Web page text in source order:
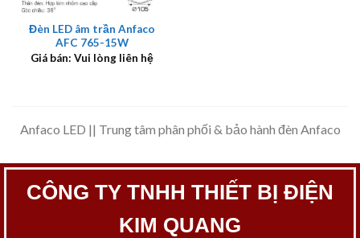
Đèn LED âm trần Anfaco
AFC 765-15W
Giá bán: Vui lòng liên hệ
Anfaco LED || Trung tâm phân phối & bảo hành đèn Anfaco
CÔNG TY TNHH THIẾT BỊ ĐIỆN
KIM QUANG